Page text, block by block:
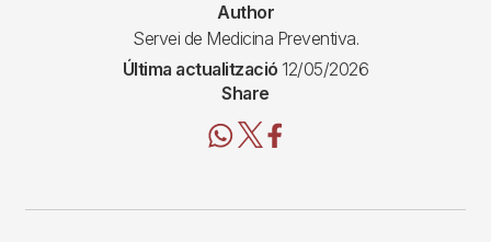
Author
Servei de Medicina Preventiva.
Última actualització 12/05/2026
Share